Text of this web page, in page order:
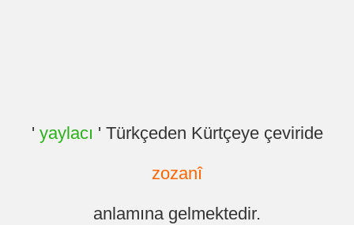
' yaylacı ' Türkçeden Kürtçeye çeviride
zozanî
anlamına gelmektedir.